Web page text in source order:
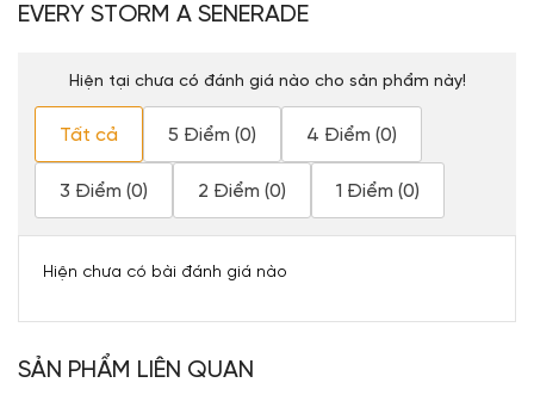
EVERY STORM A SENERADE
Hiện tại chưa có đánh giá nào cho sản phẩm này!
Tất cả 5 Điểm (0) 4 Điểm (0)
3 Điểm (0) 2 Điểm (0) 1 Điểm (0)
Hiện chưa có bài đánh giá nào
SẢN PHẨM LIÊN QUAN